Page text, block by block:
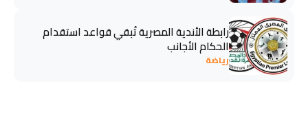
رابطة الأندية المصرية تُبقي قواعد استقدام
الحكام الأجانب
رياضة